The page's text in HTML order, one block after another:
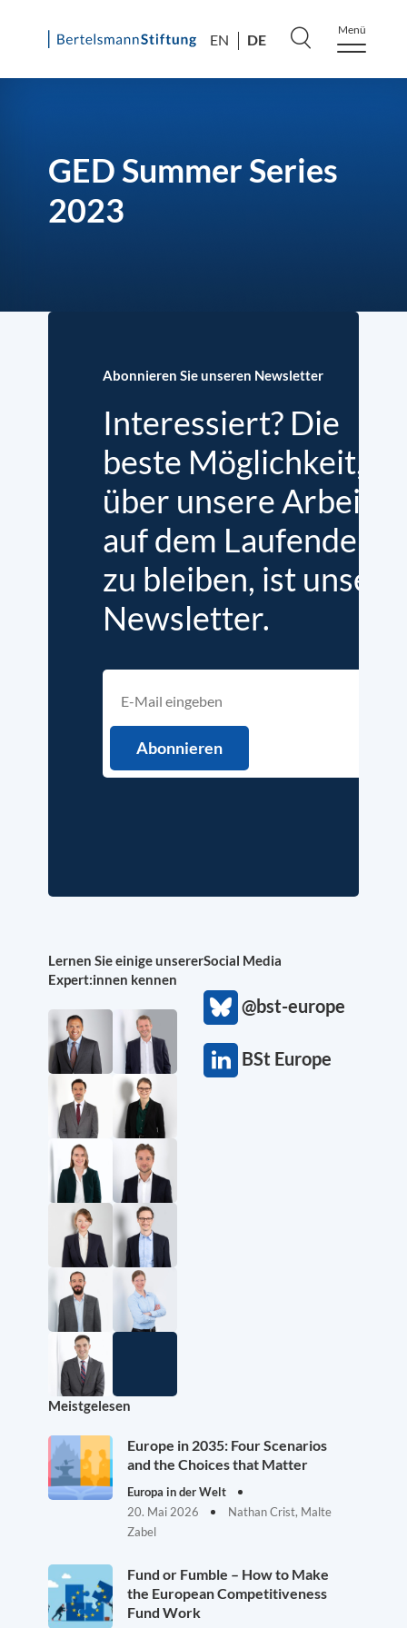
Skip
EN DE
Menü
GED Summer Series
2023
Abonnieren Sie unseren Newsletter
Interessiert? Die
beste Möglichkeit,
über unsere Arbeit
auf dem Laufenden
zu bleiben, ist unser
Newsletter.
Lernen Sie einige unserer
Expert:innen kennen
Social Media
@bst-europe
BSt Europe
Meistgelesen
Europe in 2035: Four Scenarios
and the Choices that Matter
Europa in der Welt
20. Mai 2026
Nathan Crist, Malte
Zabel
Fund or Fumble – How to Make
the European Competitiveness
Fund Work